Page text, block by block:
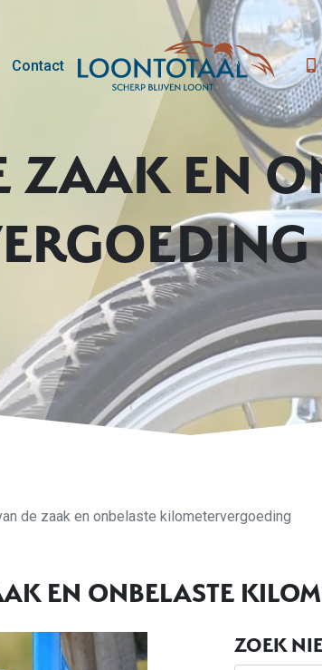
Contact
ZAAK EN
de zaak en onbelaste kilometervergoeding
EN ONBELASTE
ZOEK